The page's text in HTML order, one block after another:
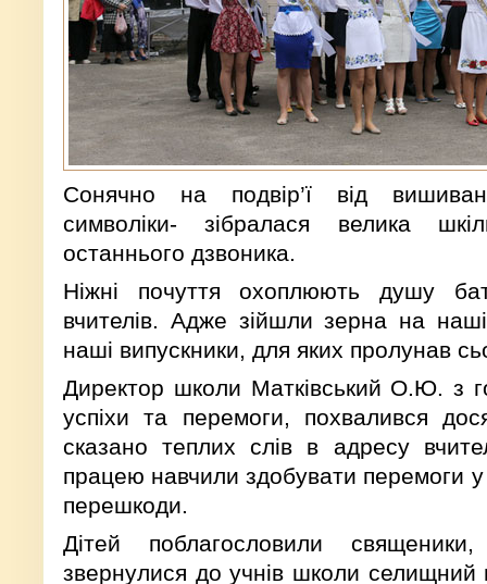
Сонячно на подвір’ї від
символіки- зібралася велика
останнього дзвоника.
Ніжні почуття охоплюють душу
вчителів. Адже зійшли зерна на
наші випускники, для яких пролунав
Директор школи Матківський О.Ю. з
успіхи та перемоги, похвалився
сказано теплих слів в адресу
працею навчили здобувати перемоги
перешкоди.
Дітей поблагословили
звернулися до учнів школи